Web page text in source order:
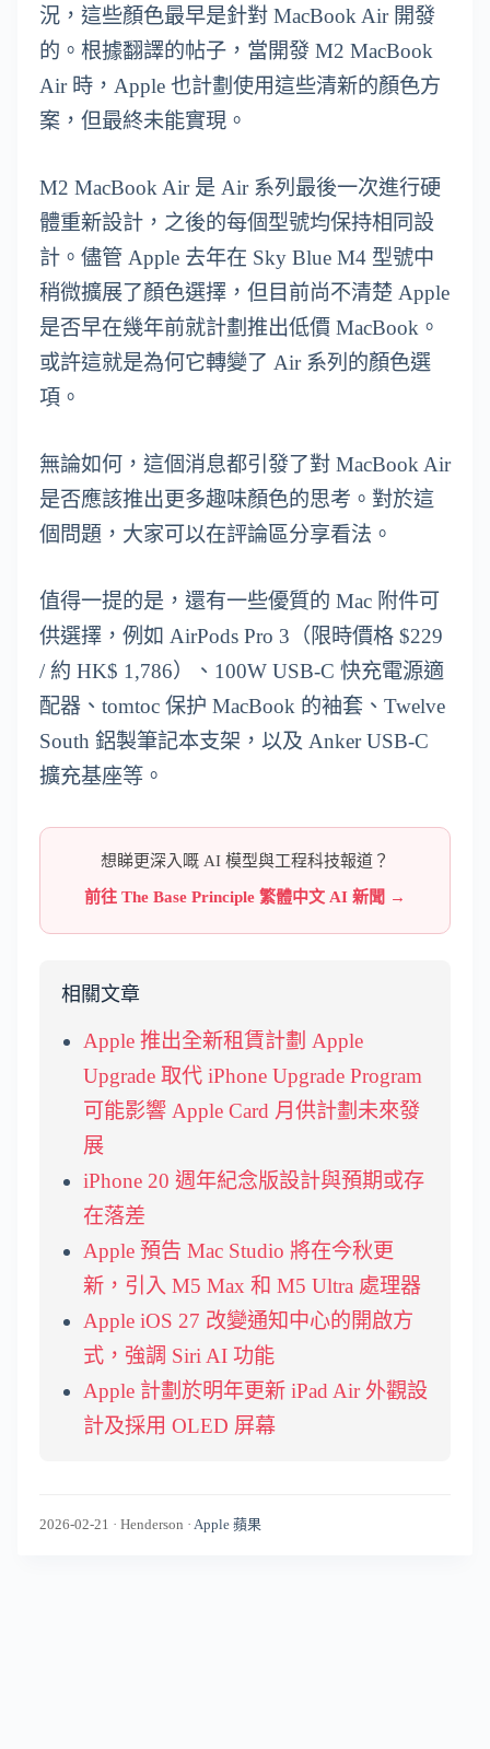
況，這些顏色最早是針對 MacBook Air 開發
的。根據翻譯的帖子，當開發 M2 MacBook
Air 時，Apple 也計劃使用這些清新的顏色方
案，但最終未能實現。
M2 MacBook Air 是 Air 系列最後一次進行硬
體重新設計，之後的每個型號均保持相同設
計。儘管 Apple 去年在 Sky Blue M4 型號中
稍微擴展了顏色選擇，但目前尚不清楚 Apple
是否早在幾年前就計劃推出低價 MacBook。
或許這就是為何它轉變了 Air 系列的顏色選
項。
無論如何，這個消息都引發了對 MacBook Air
是否應該推出更多趣味顏色的思考。對於這
個問題，大家可以在評論區分享看法。
值得一提的是，還有一些優質的 Mac 附件可
供選擇，例如 AirPods Pro 3（限時價格 $229
/ 約 HK$ 1,786）、100W USB-C 快充電源適
配器、tomtoc 保护 MacBook 的袖套、Twelve
South 鋁製筆記本支架，以及 Anker USB-C
擴充基座等。
想睇更深入嘅 AI 模型與工程科技報道？
前往 The Base Principle 繁體中文 AI 新聞 →
相關文章
Apple 推出全新租賃計劃 Apple
Upgrade 取代 iPhone Upgrade Program
可能影響 Apple Card 月供計劃未來發
展
iPhone 20 週年紀念版設計與預期或存
在落差
Apple 預告 Mac Studio 將在今秋更
新，引入 M5 Max 和 M5 Ultra 處理器
Apple iOS 27 改變通知中心的開啟方
式，強調 Siri AI 功能
Apple 計劃於明年更新 iPad Air 外觀設
計及採用 OLED 屏幕
2026-02-21 · Henderson · Apple 蘋果